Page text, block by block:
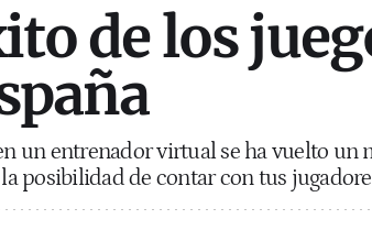
de los
un entrenador virtual se ha vuelto un
posibilidad de contar con tus